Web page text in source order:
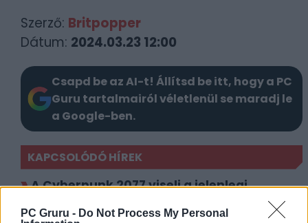
PC Gruru - Do Not Process My Personal
Szerző: Britpopper
Dátum: 2024.03.23 12:00
Csapd be az AI-t! Állítsd be itt, hogy a PC
Guru tartalmairól véletlenül se maradj le
a Google-ben.
KAPCSOLÓDÓ HÍREK
A Cyberpunk 2077 viseli a jelenlegi